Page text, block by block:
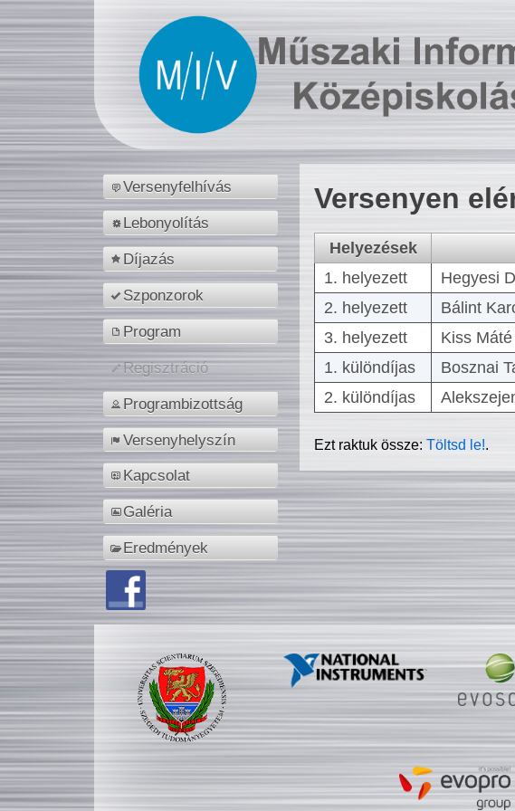
Versenyfelhívás
Lebonyolítás
Díjazás
Szponzorok
Program
Regisztráció
Programbizottság
Versenyhelyszín
Kapcsolat
Galéria
Eredmények
Versenyen
Helyezések
1. helyezett
Hegyesi
2. helyezett
Bálint
3. helyezett
Kiss
1. különdíjas
Bosznai
2. különdíjas
Ezt raktuk össze:Töltsd le!.